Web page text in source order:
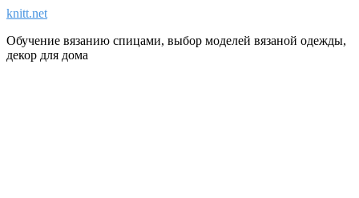
knitt.net
Обучение вязанию спицами, выбор моделей вязаной одежды,
декор для дома